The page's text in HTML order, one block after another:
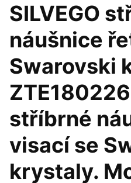
SILVEGO
náušnice
Swarovski
stříbrné
visací se
krystaly.